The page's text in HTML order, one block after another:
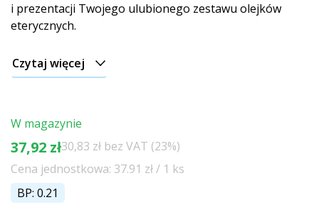
i prezentacji Twojego ulubionego zestawu olejków
eterycznych.
Czytaj więcej
W magazynie
37,92 zł30,83 zł bez VAT (23%)
Cena jednostkowa: 37.91 zł / 1 ks
BP: 0.21